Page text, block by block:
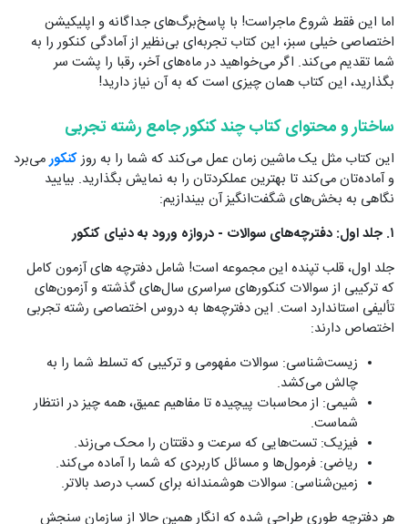
اما این فقط شروع ماجراست! با پاسخ‌برگ‌های جداگانه و اپلیکیشن
اختصاصی خیلی سبز، این کتاب تجربه‌ای بی‌نظیر از آمادگی کنکور را به
شما تقدیم می‌کند. اگر می‌خواهید در ماه‌های آخر، رقبا را پشت سر
بگذارید، این کتاب همان چیزی است که به آن نیاز دارید!
ساختار و محتوای کتاب چند کنکور جامع رشته تجربی
این کتاب مثل یک ماشین زمان عمل می‌کند که شما را به روزکنکورمی‌برد
و آماده‌تان می‌کند تا بهترین عملکردتان را به نمایش بگذارید. بیایید
نگاهی به بخش‌های شگفت‌انگیز آن بیندازیم:
۱. جلد اول: دفترچه‌های سوالات - دروازه ورود به دنیای کنکور
جلد اول، قلب تپنده این مجموعه است! شامل دفترچه های آزمون کامل
که ترکیبی از سوالات کنکورهای سراسری سال‌های گذشته و آزمون‌های
تألیفی استاندارد است. این دفترچه‌ها به دروس اختصاصی رشته تجربی
اختصاص دارند:
زیست‌شناسی: سوالات مفهومی و ترکیبی که تسلط شما را به
چالش می‌کشد.
شیمی: از محاسبات پیچیده تا مفاهیم عمیق، همه چیز در انتظار
شماست.
فیزیک: تست‌هایی که سرعت و دقتتان را محک می‌زند.
ریاضی: فرمول‌ها و مسائل کاربردی که شما را آماده می‌کند.
زمین‌شناسی: سوالات هوشمندانه برای کسب درصد بالاتر.
هر دفترچه طوری طراحی شده که انگار همین حالا از سازمان سنجش